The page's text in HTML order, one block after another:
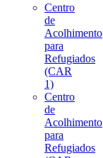
Centro
de
Acolhimento
para
Refugiados
(CAR
1)
Centro
de
Acolhimento
para
Refugiados